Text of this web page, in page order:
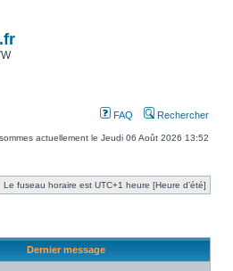
FAQ Rechercher
actuellement le Jeudi 06 Août 2026 13:52
Le fuseau horaire est UTC+1 heure [Heure d’été]
Dernier message